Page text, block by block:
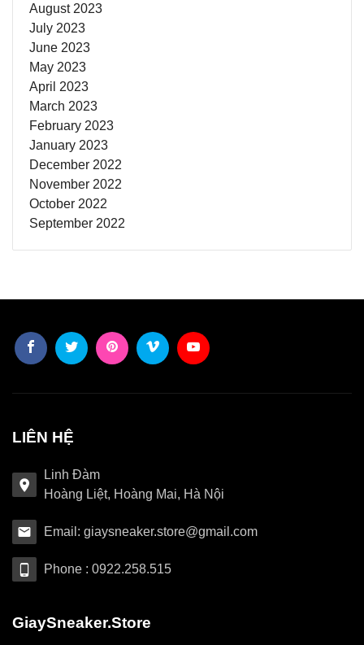
August 2023
July 2023
June 2023
May 2023
April 2023
March 2023
February 2023
January 2023
December 2022
November 2022
October 2022
September 2022
LIÊN HỆ
Linh Đàm
Hoàng Liệt, Hoàng Mai, Hà Nội
Email: giaysneaker.store@gmail.com
Phone : 0922.258.515
GiaySneaker.Store